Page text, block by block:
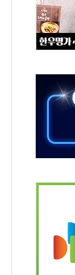
택 36% 늘었다...
기업 Audission
발"…서리풀2구역
려차기 발언' 논
만에 주불 진화...
류재산 1506건 공매